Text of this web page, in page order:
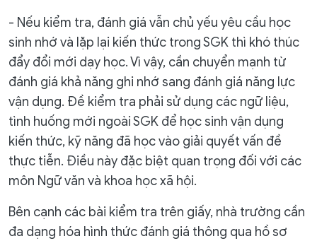
- Nếu kiểm tra, đánh giá vẫn chủ yếu yêu cầu học
sinh nhớ và lặp lại kiến thức trong SGK thì khó thúc
đẩy đổi mới dạy học. Vì vậy, cần chuyển mạnh từ
đánh giá khả năng ghi nhớ sang đánh giá năng lực
vận dụng. Đề kiểm tra phải sử dụng các ngữ liệu,
tình huống mới ngoài SGK để học sinh vận dụng
kiến thức, kỹ năng đã học vào giải quyết vấn đề
thực tiễn. Điều này đặc biệt quan trọng đối với các
môn Ngữ văn và khoa học xã hội.
Bên cạnh các bài kiểm tra trên giấy, nhà trường cần
đa dạng hóa hình thức đánh giá thông qua hồ sơ